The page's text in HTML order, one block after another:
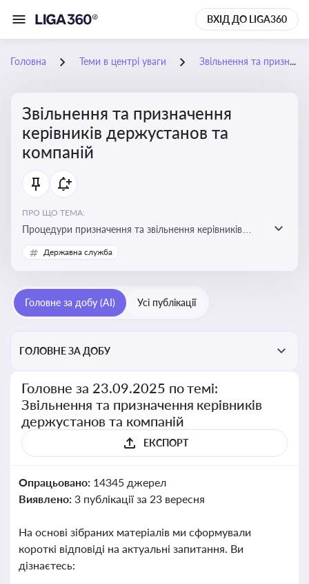
ВХІД ДО LIGA360
Головна Теми в центрі уваги Звільнення та призначення керівників держустанов та компаній
Звільнення та призначення
керівників держустанов та
компаній
ПРО ЩО ТЕМА:
Процедури призначення та звільнення керівників
установ та підприємств
Державна служба
Головне за добу (AI) Усі публікації
ГОЛОВНЕ ЗА ДОБУ
Головне за 23.09.2025 по темі:
Звільнення та призначення керівників
держустанов та компаній
ЕКСПОРТ
Опрацьовано: 14345 джерел
Виявлено: 3 публікації за 23 вересня
На основі зібраних матеріалів ми сформували
короткі відповіді на актуальні запитання. Ви
дізнаєтесь: